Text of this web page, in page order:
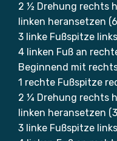
2 ½ Drehung rechts
linken heransetzen
3 linke Fußspitze
4 linken Fuß an
Beginnend mit
1 rechte Fußspitze
2 ¼ Drehung rechts
linken heransetzen
3 linke Fußspitze